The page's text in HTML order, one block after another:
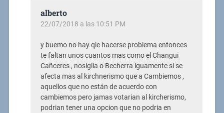
alberto
22/07/2018 a las 10:51 PM
y buemo no hay.qie hacerse problema entonces
te faltan unos cuantos mas como el Changui
Cañceres , nosiglia o Becherra iguamente si se
afecta mas al kirchnerismo que a Cambiemos ,
aquellos que no están de acuerdo con
cambiemos pero jamas votarian al kircherismo,
podrian tener una opcion que no podria en